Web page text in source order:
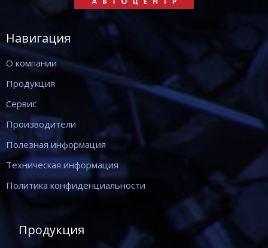
Навигация
О компании
Продукция
Сервис
Производители
Полезная информация
Техническая информация
Политика конфиденциальности
Продукция